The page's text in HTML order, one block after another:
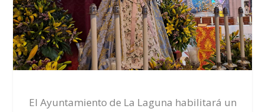
El Ayuntamiento de La Laguna habilitará un